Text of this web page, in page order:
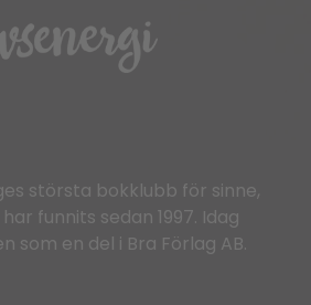
största bokklubb för sinne,
funnits sedan 1997. Idag
som en del i Bra Förlag AB.